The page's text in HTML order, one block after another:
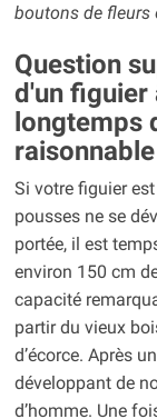
boutons de fleurs
Question
d'un figuier
longtemps
Si votre figuier
pousses ne se
portée, il est
environ 150 cm
capacité
partir du vieux
d’écorce. Après
développant de
d’homme. Une